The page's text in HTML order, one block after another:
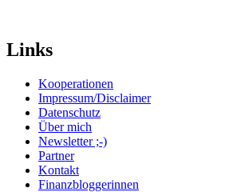
Links
Kooperationen
Impressum/Disclaimer
Datenschutz
Über mich
Newsletter ;-)
Partner
Kontakt
Finanzbloggerinnen